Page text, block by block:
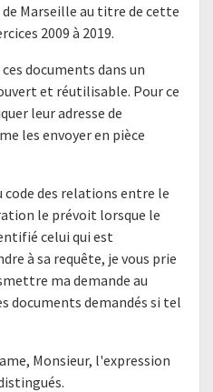
Marseille au titre de cette
2009 à 2019.
documents dans un
et réutilisable. Pour ce
leur adresse de
les envoyer en pièce
code des relations entre le
le prévoit lorsque le
celui qui est
à sa requête, je vous prie
ma demande au
documents demandés si tel
Monsieur, l'expression